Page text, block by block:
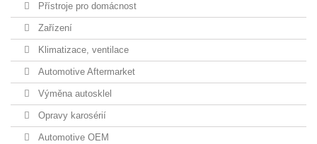
Přístroje pro domácnost
Zařízení
Klimatizace, ventilace
Automotive Aftermarket
Výměna autosklel
Opravy karosérií
Automotive OEM